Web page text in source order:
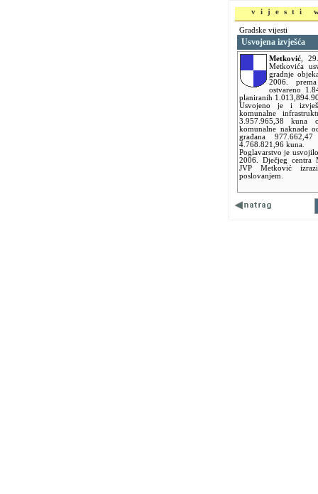
vijesti
Gradske vijesti
Usvojena izvješća
Metković
Metkovića
gradnje
2006.
ostvareno
planiranih
Usvojeno je i
komunalne
3.957.965,38
komunalne naknade
građana
4.768.821,96 kuna.
Poglavarstvo je
2006. Dječjeg centra
JVP Metković
poslovanjem.